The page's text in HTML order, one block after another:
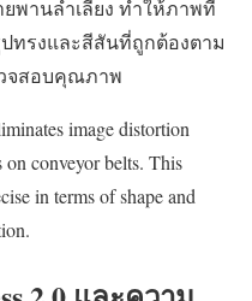
พานลำเลียง ทำให้ภาพที่
ทรงและสีสันที่ถูกต้องตาม
จสอบคุณภาพ
image distortion
conveyor belts. This
in terms of shape and